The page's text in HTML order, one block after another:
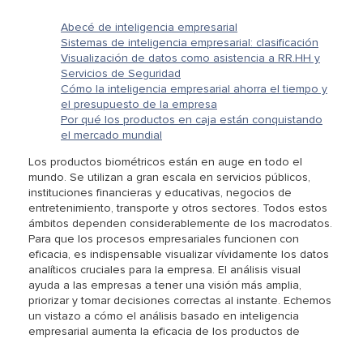
Abecé de inteligencia empresarial
Sistemas de inteligencia empresarial: clasificación
Visualización de datos como asistencia a RR.HH y
Servicios de Seguridad
Cómo la inteligencia empresarial ahorra el tiempo y
el presupuesto de la empresa
Por qué los productos en caja están conquistando
el mercado mundial
Los productos biométricos están en auge en todo el
mundo. Se utilizan a gran escala en servicios públicos,
instituciones financieras y educativas, negocios de
entretenimiento, transporte y otros sectores. Todos estos
ámbitos dependen considerablemente de los macrodatos.
Para que los procesos empresariales funcionen con
eficacia, es indispensable visualizar vívidamente los datos
analíticos cruciales para la empresa. El análisis visual
ayuda a las empresas a tener una visión más amplia,
priorizar y tomar decisiones correctas al instante. Echemos
un vistazo a cómo el análisis basado en inteligencia
empresarial aumenta la eficacia de los productos de